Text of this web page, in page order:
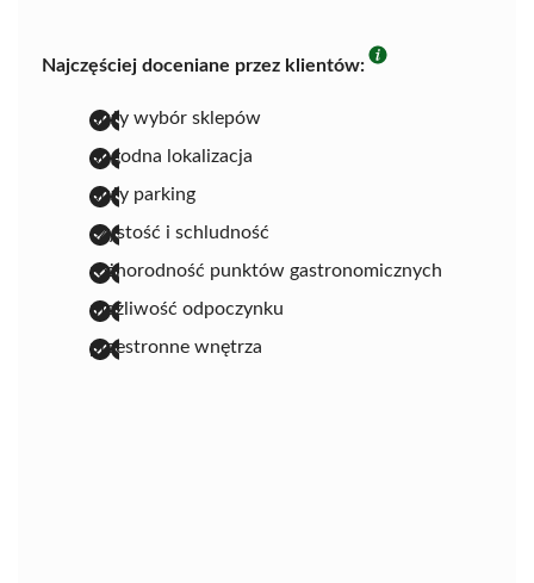
Najczęściej doceniane przez klientów:
duży wybór sklepów
dogodna lokalizacja
duży parking
czystość i schludność
różnorodność punktów gastronomicznych
możliwość odpoczynku
przestronne wnętrza